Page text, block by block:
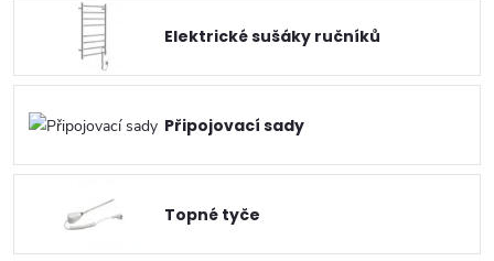
Elektrické sušáky ručníků
Připojovací sady
Topné tyče